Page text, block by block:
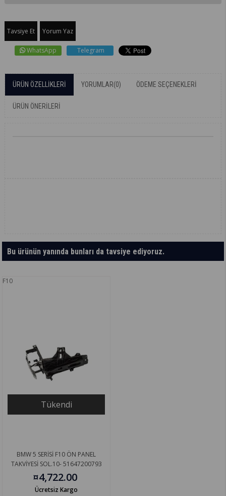
Tavsiye Et Yorum Yaz
WhatsApp Telegram
ÜRÜN ÖZELLIKLERI YORUMLAR(0) ÖDEME SEÇENEKLERI
ÜRÜN ÖNERILERI
Bu ürünün yanında bunları da tavsiye ediyoruz.
F10
Tükendi
BMW 5 SERİSİ F10 ÖN PANEL
TAKVİYESİ SOL.10- 51647200793
¤4,722.00
Ücretsiz Kargo